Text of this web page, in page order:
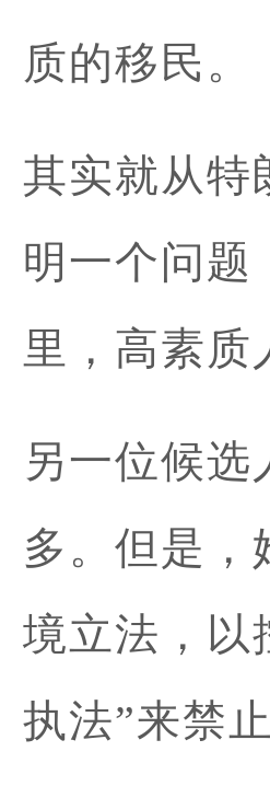
质的移民。
其实就从特
明一个问题
里，高素质
另一位候
多。但是，
境立法，以
执法”来禁